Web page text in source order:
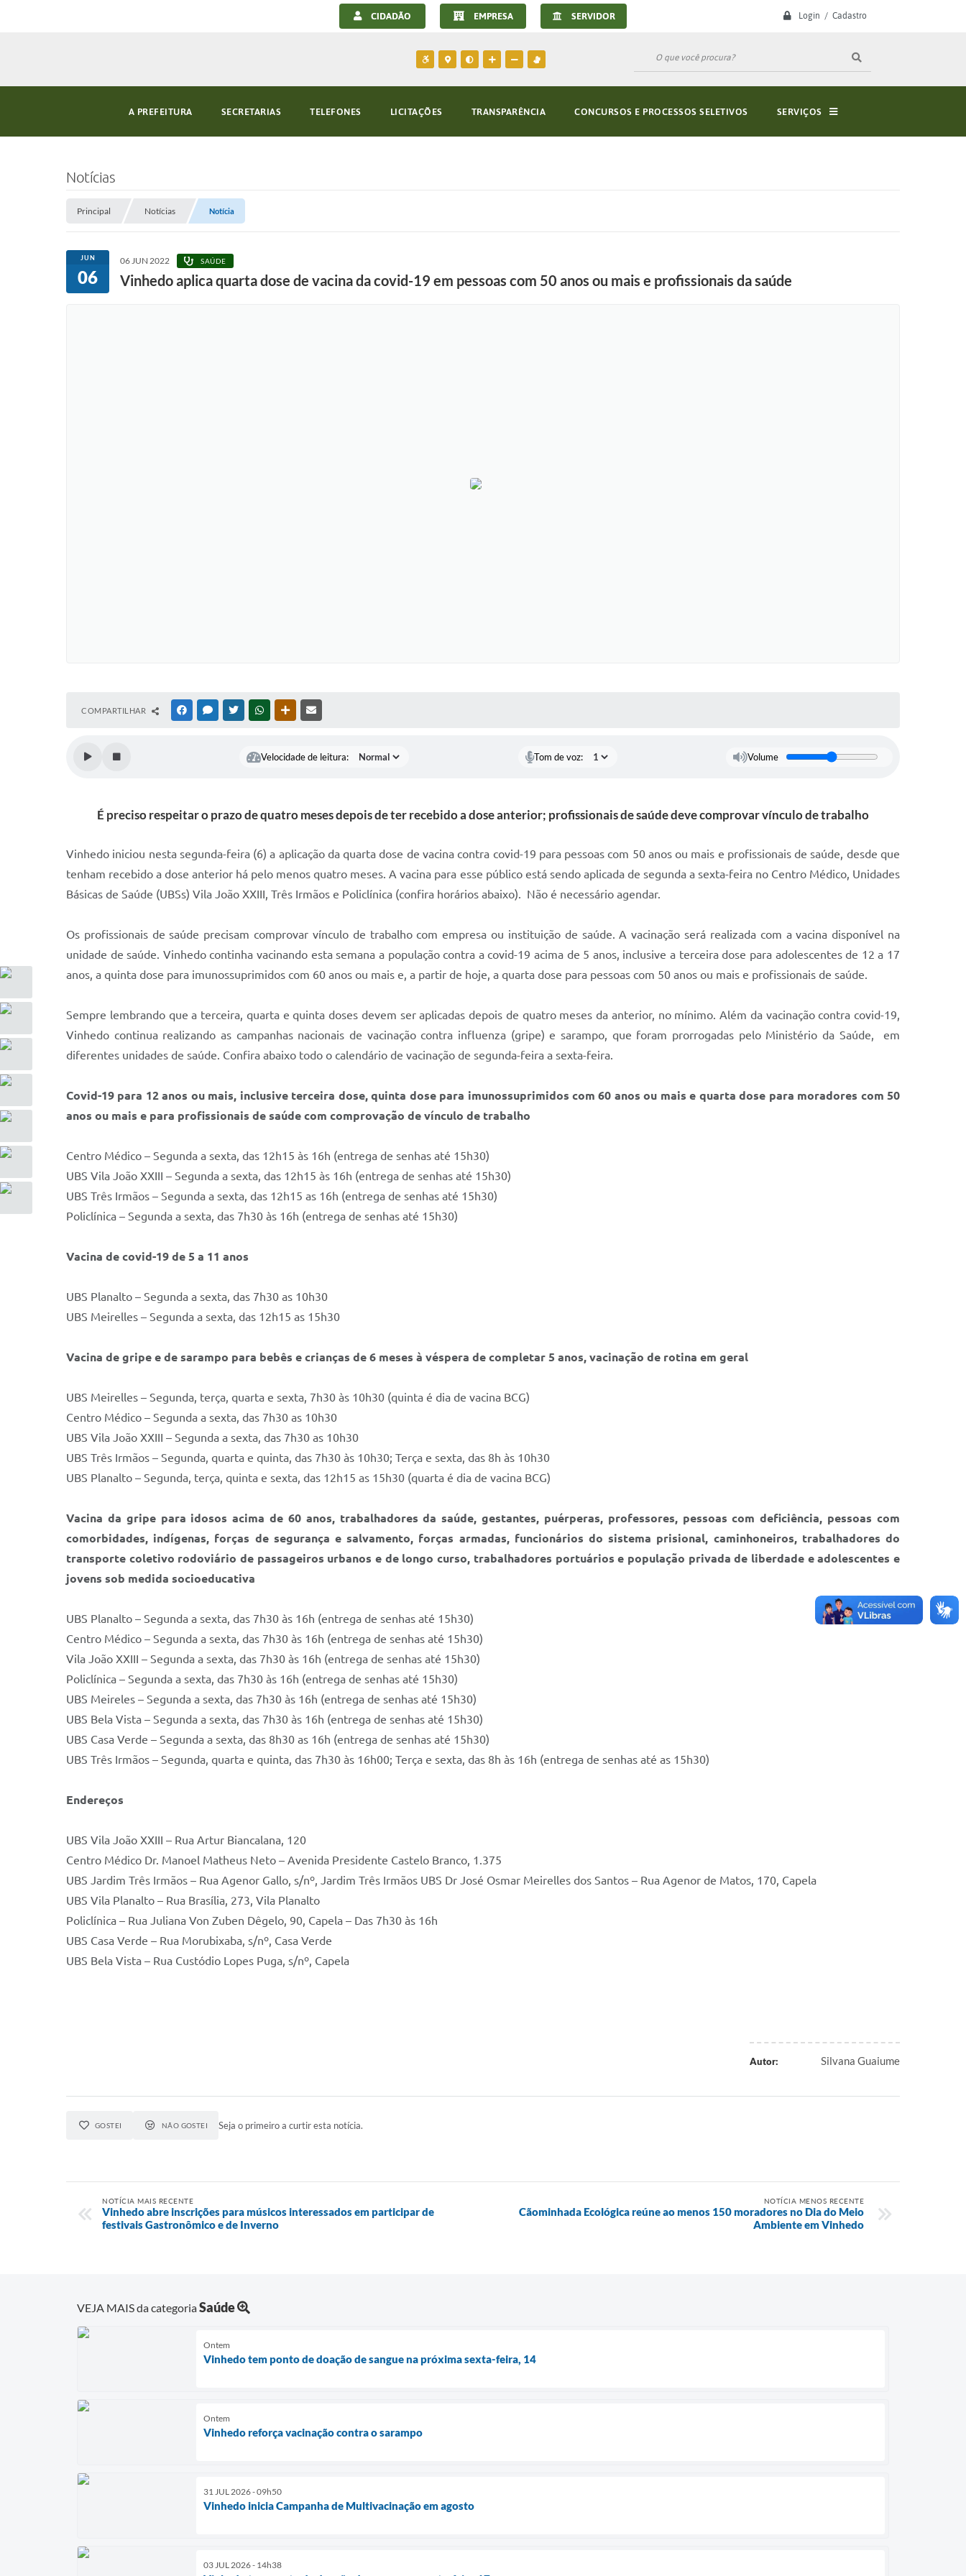
Login / Cadastro
CIDADÃO EMPRESA SERVIDOR
A PREFEITURA SECRETARIAS TELEFONES LICITAÇÕES TRANSPARÊNCIA CONCURSOS E PROCESSOS SELETIVOS SERVIÇOS
Notícias
Principal Notícias Notícia
JUN
06
06 JUN 2022 SAÚDE
Vinhedo aplica quarta dose de vacina da covid-19 em pessoas com 50 anos ou mais e profissionais da saúde
COMPARTILHAR FACEBOOKMESSENGER
TWITTERWHATSAPPOUTRAS MÍDIAS
Velocidade de leitura: Tom de voz: Volume
É preciso respeitar o prazo de quatro meses depois de ter recebido a dose anterior; profissionais de saúde deve comprovar vínculo de trabalho
Vinhedo iniciou nesta segunda-feira (6) a aplicação da quarta dose de vacina contra covid-19 para pessoas com 50 anos ou mais e profissionais de saúde, desde que
tenham recebido a dose anterior há pelo menos quatro meses. A vacina para esse público está sendo aplicada de segunda a sexta-feira no Centro Médico, Unidades
Básicas de Saúde (UBSs) Vila João XXIII, Três Irmãos e Policlínica (confira horários abaixo). Não é necessário agendar.
Os profissionais de saúde precisam comprovar vínculo de trabalho com empresa ou instituição de saúde. A vacinação será realizada com a vacina disponível na
unidade de saúde. Vinhedo continha vacinando esta semana a população contra a covid-19 acima de 5 anos, inclusive a terceira dose para adolescentes de 12 a 17
anos, a quinta dose para imunossuprimidos com 60 anos ou mais e, a partir de hoje, a quarta dose para pessoas com 50 anos ou mais e profissionais de saúde.
Sempre lembrando que a terceira, quarta e quinta doses devem ser aplicadas depois de quatro meses da anterior, no mínimo. Além da vacinação contra covid-19,
Vinhedo continua realizando as campanhas nacionais de vacinação contra influenza (gripe) e sarampo, que foram prorrogadas pelo Ministério da Saúde, em
diferentes unidades de saúde. Confira abaixo todo o calendário de vacinação de segunda-feira a sexta-feira.
Covid-19 para 12 anos ou mais, inclusive terceira dose, quinta dose para imunossuprimidos com 60 anos ou mais e quarta dose para moradores com 50
anos ou mais e para profissionais de saúde com comprovação de vínculo de trabalho
Centro Médico – Segunda a sexta, das 12h15 às 16h (entrega de senhas até 15h30)
UBS Vila João XXIII – Segunda a sexta, das 12h15 às 16h (entrega de senhas até 15h30)
UBS Três Irmãos – Segunda a sexta, das 12h15 as 16h (entrega de senhas até 15h30)
Policlínica – Segunda a sexta, das 7h30 às 16h (entrega de senhas até 15h30)
Vacina de covid-19 de 5 a 11 anos
UBS Planalto – Segunda a sexta, das 7h30 as 10h30
UBS Meirelles – Segunda a sexta, das 12h15 as 15h30
Vacina de gripe e de sarampo para bebês e crianças de 6 meses à véspera de completar 5 anos, vacinação de rotina em geral
UBS Meirelles – Segunda, terça, quarta e sexta, 7h30 às 10h30 (quinta é dia de vacina BCG)
Centro Médico – Segunda a sexta, das 7h30 as 10h30
UBS Vila João XXIII – Segunda a sexta, das 7h30 as 10h30
UBS Três Irmãos – Segunda, quarta e quinta, das 7h30 às 10h30; Terça e sexta, das 8h às 10h30
UBS Planalto – Segunda, terça, quinta e sexta, das 12h15 as 15h30 (quarta é dia de vacina BCG)
Vacina da gripe para idosos acima de 60 anos, trabalhadores da saúde, gestantes, puérperas, professores, pessoas com deficiência, pessoas com
comorbidades, indígenas, forças de segurança e salvamento, forças armadas, funcionários do sistema prisional, caminhoneiros, trabalhadores do
transporte coletivo rodoviário de passageiros urbanos e de longo curso, trabalhadores portuários e população privada de liberdade e adolescentes e
jovens sob medida socioeducativa
UBS Planalto – Segunda a sexta, das 7h30 às 16h (entrega de senhas até 15h30)
Centro Médico – Segunda a sexta, das 7h30 às 16h (entrega de senhas até 15h30)
Vila João XXIII – Segunda a sexta, das 7h30 às 16h (entrega de senhas até 15h30)
Policlínica – Segunda a sexta, das 7h30 às 16h (entrega de senhas até 15h30)
UBS Meireles – Segunda a sexta, das 7h30 às 16h (entrega de senhas até 15h30)
UBS Bela Vista – Segunda a sexta, das 7h30 às 16h (entrega de senhas até 15h30)
UBS Casa Verde – Segunda a sexta, das 8h30 as 16h (entrega de senhas até 15h30)
UBS Três Irmãos – Segunda, quarta e quinta, das 7h30 às 16h00; Terça e sexta, das 8h às 16h (entrega de senhas até as 15h30)
Endereços
UBS Vila João XXIII – Rua Artur Biancalana, 120
Centro Médico Dr. Manoel Matheus Neto – Avenida Presidente Castelo Branco, 1.375
UBS Jardim Três Irmãos – Rua Agenor Gallo, s/nº, Jardim Três Irmãos UBS Dr José Osmar Meirelles dos Santos – Rua Agenor de Matos, 170, Capela
UBS Vila Planalto – Rua Brasília, 273, Vila Planalto
Policlínica – Rua Juliana Von Zuben Dêgelo, 90, Capela – Das 7h30 às 16h
UBS Casa Verde – Rua Morubixaba, s/nº, Casa Verde
UBS Bela Vista – Rua Custódio Lopes Puga, s/nº, Capela
Autor: Silvana Guaiume
GOSTEI NÃO GOSTEI Seja o primeiro a curtir esta notícia.
NOTÍCIA MAIS RECENTE
Vinhedo abre inscrições para músicos interessados em participar de
festivais Gastronômico e de Inverno
NOTÍCIA MENOS RECENTE
Cãominhada Ecológica reúne ao menos 150 moradores no Dia do Meio
Ambiente em Vinhedo
VEJA MAIS da categoriaSaúde
Ontem
Vinhedo tem ponto de doação de sangue na próxima sexta-feira, 14
Ontem
Vinhedo reforça vacinação contra o sarampo
31 JUL 2026 - 09h50
Vinhedo inicia Campanha de Multivacinação em agosto
03 JUL 2026 - 14h38